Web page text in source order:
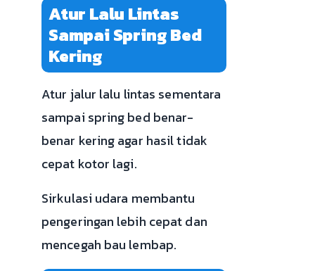
Atur Lalu Lintas
Sampai Spring Bed
Kering
Atur jalur lalu lintas sementara
sampai spring bed benar-
benar kering agar hasil tidak
cepat kotor lagi.
Sirkulasi udara membantu
pengeringan lebih cepat dan
mencegah bau lembap.